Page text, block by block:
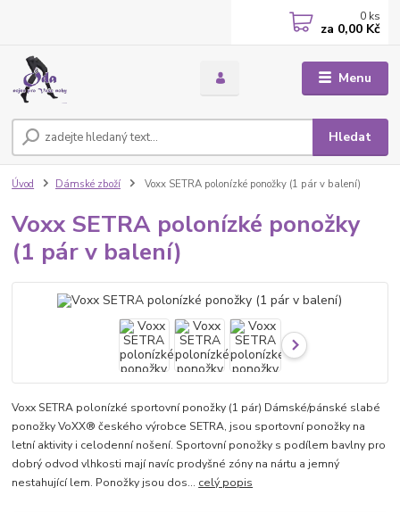
Menu
Hledat
0 ks
za 0,00 Kč
Úvod Dámské zboží Voxx SETRA polonízké ponožky (1 pár v balení)
Voxx SETRA polonízké ponožky
(1 pár v balení)
Voxx SETRA polonízké sportovní ponožky (1 pár) Dámské/pánské slabé
ponožky VoXX® českého výrobce SETRA, jsou sportovní ponožky na
letní aktivity i celodenní nošení. Sportovní ponožky s podílem bavlny pro
dobrý odvod vlhkosti mají navíc prodyšné zóny na nártu a jemný
nestahující lem. Ponožky jsou dos... celý popis